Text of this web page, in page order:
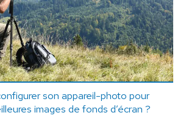
son appareil-photo pour
images de fonds d’écran ?